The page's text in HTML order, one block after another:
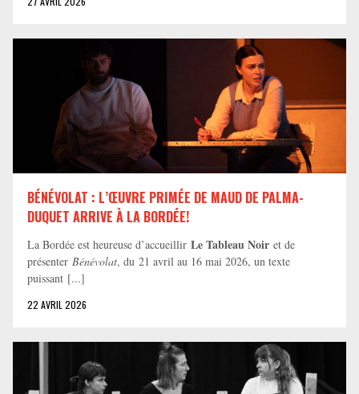
BÉNÉVOLAT : L’ŒUVRE PRIMÉE DE MAUD DE PALMA-
DUQUET ARRIVE À LA BORDÉE!
La Bordée est heureuse d’accueillir Le Tableau Noir et de
présenter Bénévolat, du 21 avril au 16 mai 2026, un texte
puissant [...]
22 AVRIL 2026